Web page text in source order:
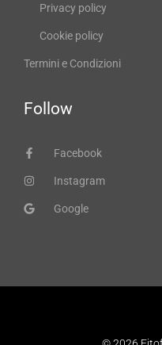
Privacy policy
Cookie policy
Termini e Condizioni
Follow
Facebook
Instagram
Google